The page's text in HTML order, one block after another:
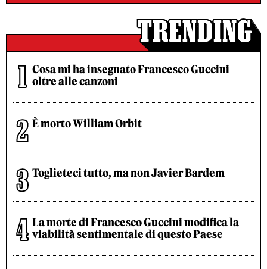
Cosa mi ha insegnato Francesco Guccini
oltre alle canzoni
È morto William Orbit
Toglieteci tutto, ma non Javier Bardem
La morte di Francesco Guccini modifica la
viabilità sentimentale di questo Paese